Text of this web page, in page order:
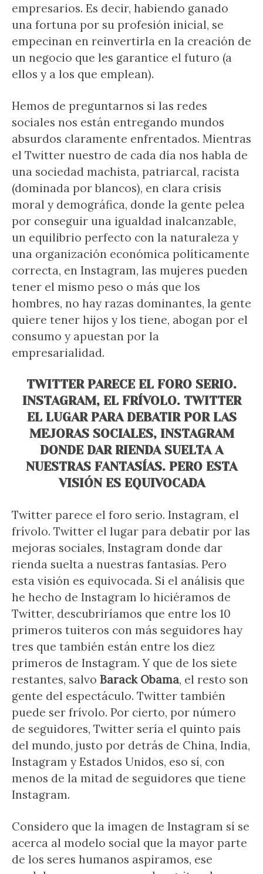
empresarios. Es decir, habiendo ganado
una fortuna por su profesión inicial, se
empecinan en reinvertirla en la creación de
un negocio que les garantice el futuro (a
ellos y a los que emplean).
Hemos de preguntarnos si las redes
sociales nos están entregando mundos
absurdos claramente enfrentados. Mientras
el Twitter nuestro de cada día nos habla de
una sociedad machista, patriarcal, racista
(dominada por blancos), en clara crisis
moral y demográfica, donde la gente pelea
por conseguir una igualdad inalcanzable,
un equilibrio perfecto con la naturaleza y
una organización económica políticamente
correcta, en Instagram, las mujeres pueden
tener el mismo peso o más que los
hombres, no hay razas dominantes, la gente
quiere tener hijos y los tiene, abogan por el
consumo y apuestan por la
empresarialidad.
TWITTER PARECE EL FORO SERIO.
INSTAGRAM, EL FRÍVOLO. TWITTER
EL LUGAR PARA DEBATIR POR LAS
MEJORAS SOCIALES, INSTAGRAM
DONDE DAR RIENDA SUELTA A
NUESTRAS FANTASÍAS. PERO ESTA
VISIÓN ES EQUIVOCADA
Twitter parece el foro serio. Instagram, el
frívolo. Twitter el lugar para debatir por las
mejoras sociales, Instagram donde dar
rienda suelta a nuestras fantasías. Pero
esta visión es equivocada. Si el análisis que
he hecho de Instagram lo hiciéramos de
Twitter, descubriríamos que entre los 10
primeros tuiteros con más seguidores hay
tres que también están entre los diez
primeros de Instagram. Y que de los siete
restantes, salvo Barack Obama, el resto son
gente del espectáculo. Twitter también
puede ser frívolo. Por cierto, por número
de seguidores, Twitter sería el quinto país
del mundo, justo por detrás de China, India,
Instagram y Estados Unidos, eso sí, con
menos de la mitad de seguidores que tiene
Instagram.
Considero que la imagen de Instagram sí se
acerca al modelo social que la mayor parte
de los seres humanos aspiramos, ese